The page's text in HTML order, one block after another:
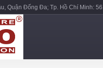
Quận Đống Đa; Tp. Hồ Chí Minh: